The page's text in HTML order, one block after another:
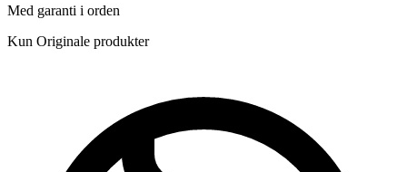
Med garanti i orden
Kun Originale produkter